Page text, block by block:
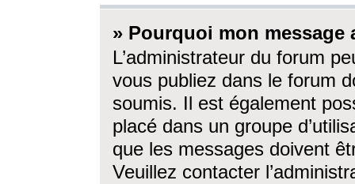
» Pourquoi mon message
L’administrateur du forum
vous publiez dans le forum
soumis. Il est également
placé dans un groupe
que les messages doivent
Veuillez contacter